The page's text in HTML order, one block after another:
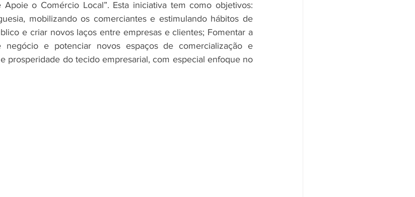
Apoie o Comércio Local”. Esta iniciativa tem como objetivos:
mobilizando os comerciantes e estimulando hábitos de
e criar novos laços entre empresas e clientes; Fomentar a
negócio e potenciar novos espaços de comercialização e
prosperidade do tecido empresarial, com especial enfoque no